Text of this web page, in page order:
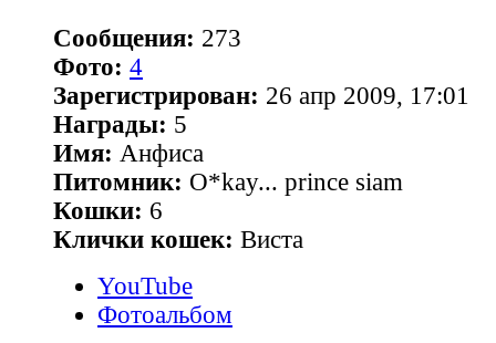
Сообщения: 273
Фото: 4
Зарегистрирован: 26 апр 2009, 17:01
Награды: 5
Имя: Анфиса
Питомник: O*kay... prince siam
Кошки: 6
Клички кошек: Виста
YouTube
Фотоальбом